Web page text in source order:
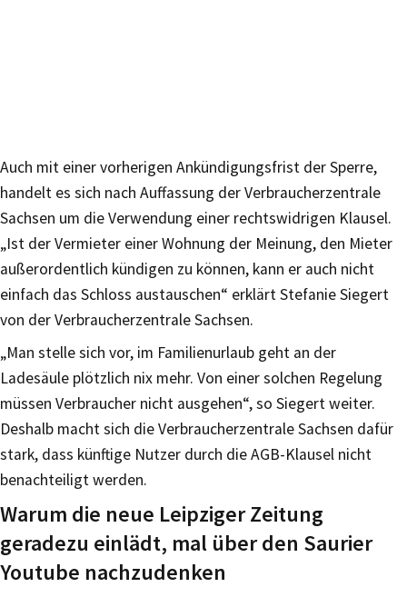
Auch mit einer vorherigen Ankündigungsfrist der Sperre,
handelt es sich nach Auffassung der Verbraucherzentrale
Sachsen um die Verwendung einer rechtswidrigen Klausel.
„Ist der Vermieter einer Wohnung der Meinung, den Mieter
außerordentlich kündigen zu können, kann er auch nicht
einfach das Schloss austauschen“ erklärt Stefanie Siegert
von der Verbraucherzentrale Sachsen.
„Man stelle sich vor, im Familienurlaub geht an der
Ladesäule plötzlich nix mehr. Von einer solchen Regelung
müssen Verbraucher nicht ausgehen“, so Siegert weiter.
Deshalb macht sich die Verbraucherzentrale Sachsen dafür
stark, dass künftige Nutzer durch die AGB-Klausel nicht
benachteiligt werden.
Warum die neue Leipziger Zeitung
geradezu einlädt, mal über den Saurier
Youtube nachzudenken